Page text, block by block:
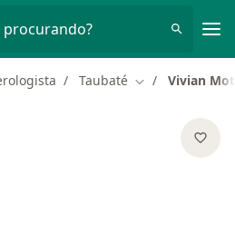
procurando?
Taubaté Mudar de
Vivian